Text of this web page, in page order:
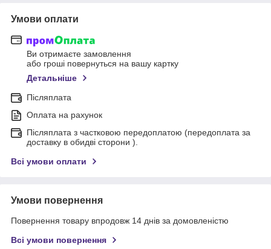
Умови оплати
Ви отримаєте замовлення
або гроші повернуться на вашу картку
Детальніше
Післяплата
Оплата на рахунок
Післяплата з частковою передоплатою (передоплата за
доставку в обидві сторони ).
Всі умови оплати
Умови повернення
Повернення товару впродовж 14 днів за домовленістю
Всі умови повернення